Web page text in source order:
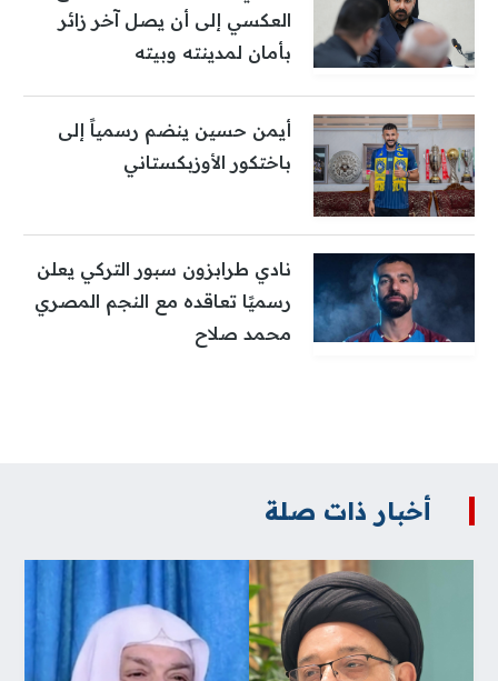
العكسي إلى أن يصل آخر زائر
بأمان لمدينته وبيته
أيمن حسين ينضم رسمياً إلى
باختكور الأوزبكستاني
نادي طرابزون سبور التركي يعلن
رسميًا تعاقده مع النجم المصري
محمد صلاح
أخبار ذات صلة